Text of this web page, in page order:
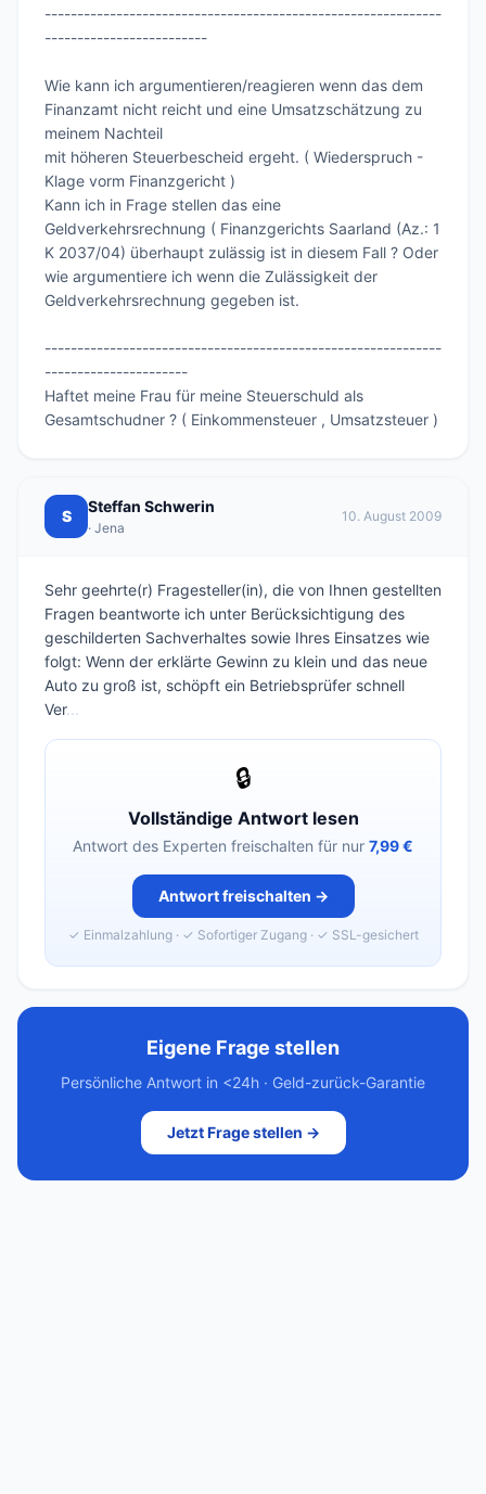
-------------------------------------------------------------
-------------------------
Wie kann ich argumentieren/reagieren wenn das dem
Finanzamt nicht reicht und eine Umsatzschätzung zu
meinem Nachteil
mit höheren Steuerbescheid ergeht. ( Wiederspruch -
Klage vorm Finanzgericht )
Kann ich in Frage stellen das eine
Geldverkehrsrechnung ( Finanzgerichts Saarland (Az.: 1
K 2037/04) überhaupt zulässig ist in diesem Fall ? Oder
wie argumentiere ich wenn die Zulässigkeit der
Geldverkehrsrechnung gegeben ist.
-------------------------------------------------------------
----------------------
Haftet meine Frau für meine Steuerschuld als
Gesamtschudner ? ( Einkommensteuer , Umsatzsteuer )
S
Steffan Schwerin
· Jena
10. August 2009
Sehr geehrte(r) Fragesteller(in), die von Ihnen gestellten
Fragen beantworte ich unter Berücksichtigung des
geschilderten Sachverhaltes sowie Ihres Einsatzes wie
folgt: Wenn der erklärte Gewinn zu klein und das neue
Auto zu groß ist, schöpft ein Betriebsprüfer schnell
Ver...
🔒
Vollständige Antwort lesen
Antwort des Experten freischalten für nur 7,99 €
Antwort freischalten →
✓ Einmalzahlung · ✓ Sofortiger Zugang · ✓ SSL-gesichert
Eigene Frage stellen
Persönliche Antwort in <24h · Geld-zurück-Garantie
Jetzt Frage stellen →